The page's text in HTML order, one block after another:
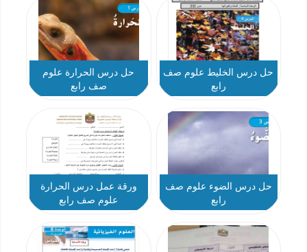
حل درس الخليط علوم صف
رابع
حل درس الحرارة علوم
صف رابع
حل درس الضوء علوم صف
رابع
ورقة عمل درس الحرارة
علوم صف رابع